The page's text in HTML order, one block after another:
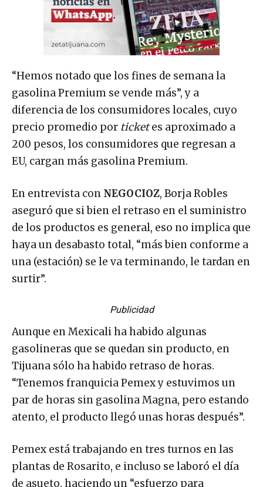
“Hemos notado que los fines de semana la
gasolina Premium se vende más”, y a
diferencia de los consumidores locales, cuyo
precio promedio por ticketes aproximado a
200 pesos, los consumidores que regresan a
EU, cargan más gasolina Premium.
En entrevista con NEGOCIOZ, Borja Robles
aseguró que si bien el retraso en el suministro
de los productos es general, eso no implica que
haya un desabasto total, “más bien conforme a
una (estación) se le va terminando, le tardan en
surtir”.
Publicidad
Aunque en Mexicali ha habido algunas
gasolineras que se quedan sin producto, en
Tijuana sólo ha habido retraso de horas.
“Tenemos franquicia Pemex y estuvimos un
par de horas sin gasolina Magna, pero estando
atento, el producto llegó unas horas después”.
Pemex está trabajando en tres turnos en las
plantas de Rosarito, e incluso se laboró el día
de asueto, haciendo un “esfuerzo para